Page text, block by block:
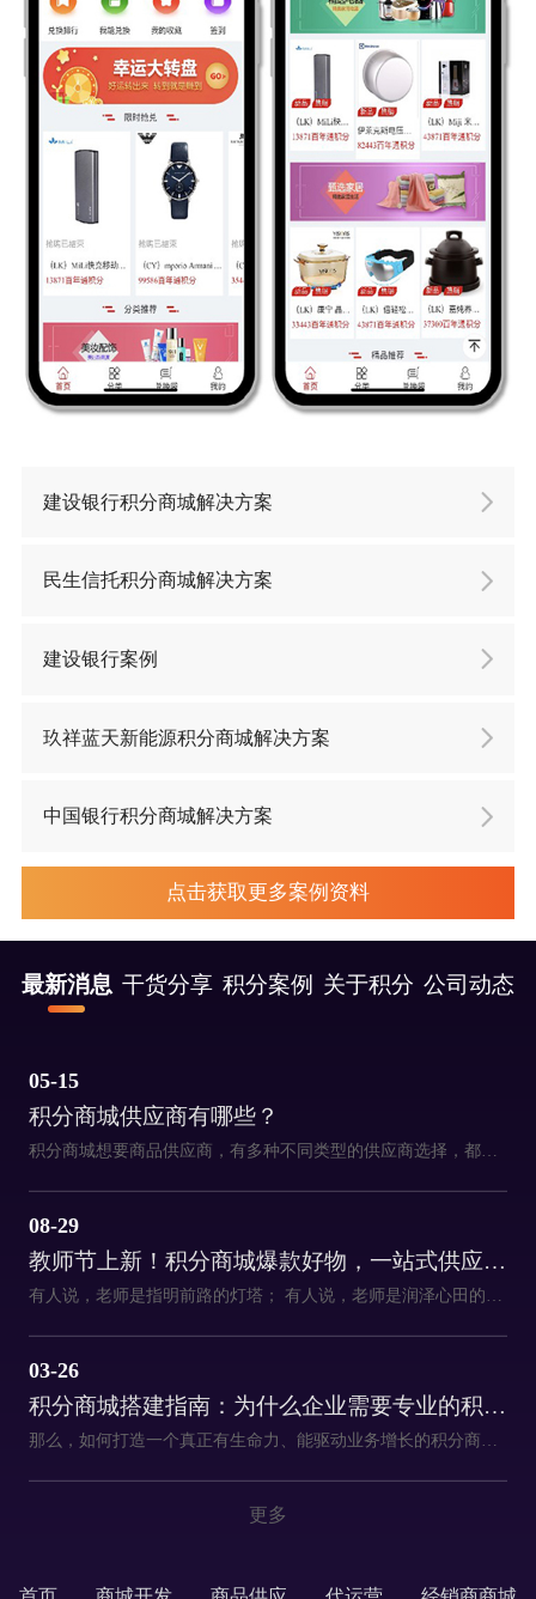
建设银行积分商城解决方案
民生信托积分商城解决方案
建设银行案例
玖祥蓝天新能源积分商城解决方案
中国银行积分商城解决方案
点击获取更多案例资料
最新消息 干货分享 积分案例 关于积分 公司动态
05-15
积分商城供应商有哪些？
积分商城想要商品供应商，有多种不同类型的供应商选择，都各有优势和特点，来看看都有哪些供应商吧~
08-29
教师节上新！积分商城爆款好物，一站式供应链解决方案等你来拿
03-26
积分商城搭建指南：为什么企业需要专业的积分商城服务商？
更多